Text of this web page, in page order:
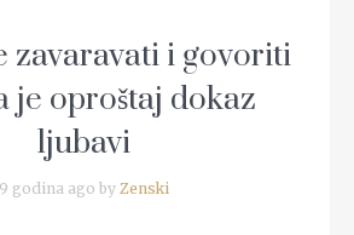
zavaravati i govoriti
je oproštaj dokaz
ljubavi
9 godina ago by Zenski